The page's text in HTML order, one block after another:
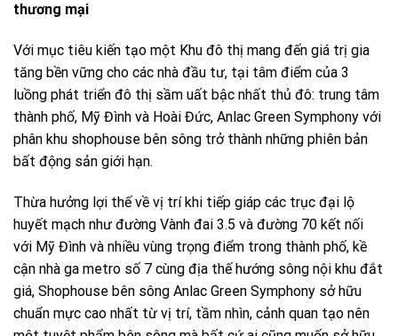
thương mại
Với mục tiêu kiến tạo một Khu đô thị mang đến giá trị gia
tăng bền vững cho các nhà đầu tư, tại tâm điểm của 3
luồng phát triển đô thị sầm uất bậc nhất thủ đô: trung tâm
thành phố, Mỹ Đình và Hoài Đức, Anlac Green Symphony với
phân khu shophouse bên sông trở thành những phiên bản
bất động sản giới hạn.
Thừa hưởng lợi thế về vị trí khi tiếp giáp các trục đại lộ
huyết mạch như đường Vành đai 3.5 và đường 70 kết nối
với Mỹ Đình và nhiều vùng trọng điểm trong thành phố, kề
cận nhà ga metro số 7 cùng địa thế hướng sông nội khu đắt
giá, Shophouse bên sông Anlac Green Symphony sở hữu
chuẩn mực cao nhất từ vị trí, tầm nhìn, cảnh quan tạo nên